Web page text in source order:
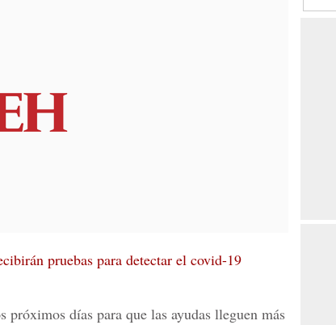
pruebas para detectar el covid-19
próximos días para que las ayudas lleguen más